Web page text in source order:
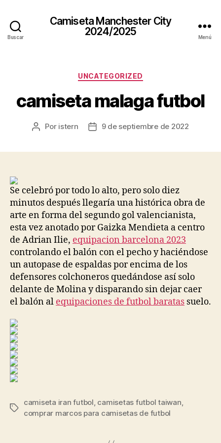
Buscar
Camiseta Manchester City
2024/2025
Menú
Categorías
UNCATEGORIZED
camiseta malaga futbol
Autor
Por istern
Fecha9 de septiembre de 2022
Se celebró por todo lo alto, pero solo diez
minutos después llegaría una histórica obra de
arte en forma del segundo gol valencianista,
esta vez anotado por Gaizka Mendieta a centro
de Adrian Ilie, equipacion barcelona 2023
controlando el balón con el pecho y haciéndose
un autopase de espaldas por encima de los
defensores colchoneros quedándose así solo
delante de Molina y disparando sin dejar caer
el balón al equipaciones de futbol baratas suelo.
Etiquetas
camiseta iran futbol, camisetas futbol taiwan,
comprar marcos para camisetas de futbol